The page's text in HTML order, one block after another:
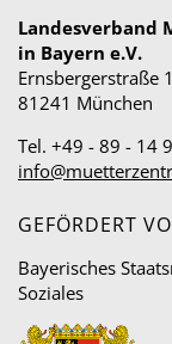
Landesverband
in Bayern e.V.
Ernsbergerstraße
81241 München
Tel. +49 - 89 - 14
GEFÖRDERT
Bayerisches
Soziales